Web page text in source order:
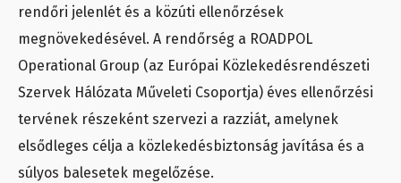
rendőri jelenlét és a közúti ellenőrzések
megnövekedésével. A rendőrség a ROADPOL
Operational Group (az Európai Közlekedésrendészeti
Szervek Hálózata Műveleti Csoportja) éves ellenőrzési
tervének részeként szervezi a razziát, amelynek
elsődleges célja a közlekedésbiztonság javítása és a
súlyos balesetek megelőzése.